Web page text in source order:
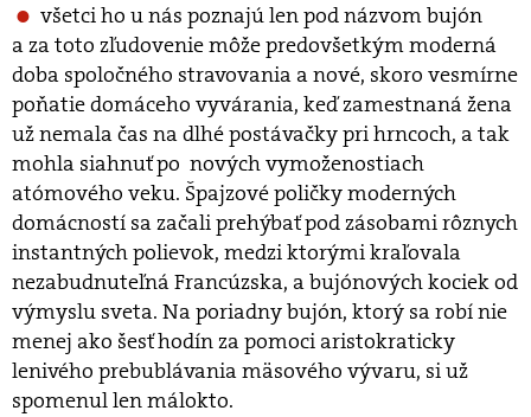
všetci ho u nás poznajú len pod názvom bujón
a za toto zľudovenie môže predovšetkým moderná
doba spoločného stravovania a nové, skoro vesmírne
poňatie domáceho vyvárania, keď zamestnaná žena
už nemala čas na dlhé postávačky pri hrncoch, a tak
mohla siahnuť po nových vymoženostiach
atómového veku. Špajzové poličky moderných
domácností sa začali prehýbať pod zásobami rôznych
instantných polievok, medzi ktorými kraľovala
nezabudnuteľná Francúzska, a bujónových kociek od
výmyslu sveta. Na poriadny bujón, ktorý sa robí nie
menej ako šesť hodín za pomoci aristokraticky
lenivého prebublávania mäsového vývaru, si už
spomenul len málokto.